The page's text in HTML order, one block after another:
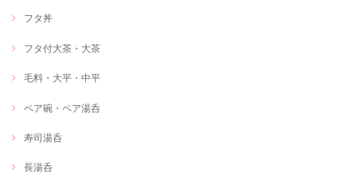
フタ丼
フタ付大茶・大茶
毛料・大平・中平
ペア碗・ペア湯呑
寿司湯呑
長湯呑